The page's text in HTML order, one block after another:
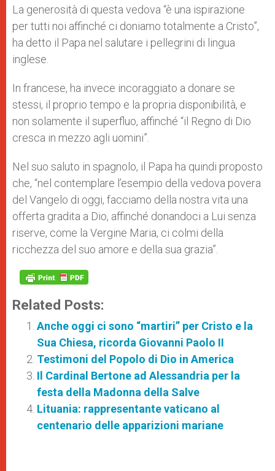
La generosità di questa vedova “è una ispirazione
per tutti noi affinché ci doniamo totalmente a Cristo”,
ha detto il Papa nel salutare i pellegrini di lingua
inglese.
In francese, ha invece incoraggiato a donare se
stessi, il proprio tempo e la propria disponibilità, e
non solamente il superfluo, affinché “il Regno di Dio
cresca in mezzo agli uomini”.
Nel suo saluto in spagnolo, il Papa ha quindi proposto
che, “nel contemplare l’esempio della vedova povera
del Vangelo di oggi, facciamo della nostra vita una
offerta gradita a Dio, affinché donandoci a Lui senza
riserve, come la Vergine Maria, ci colmi della
ricchezza del suo amore e della sua grazia”.
Related Posts:
Anche oggi ci sono “martiri” per Cristo e la
Sua Chiesa, ricorda Giovanni Paolo II
Testimoni del Popolo di Dio in America
Il Cardinal Bertone ad Alessandria per la
festa della Madonna della Salve
Lituania: rappresentante vaticano al
centenario delle apparizioni mariane